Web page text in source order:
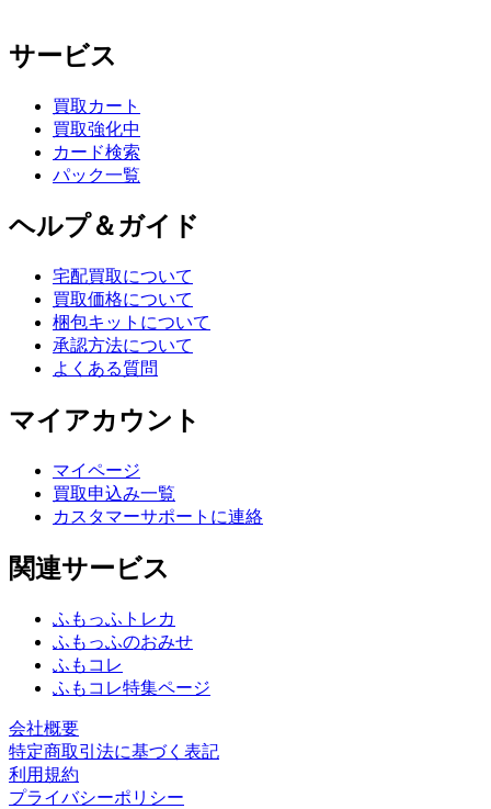
サービス
買取カート
買取強化中
カード検索
パック一覧
ヘルプ＆ガイド
宅配買取について
買取価格について
梱包キットについて
承認方法について
よくある質問
マイアカウント
マイページ
買取申込み一覧
カスタマーサポートに連絡
関連サービス
ふもっふトレカ
ふもっふのおみせ
ふもコレ
ふもコレ特集ページ
会社概要
特定商取引法に基づく表記
利用規約
プライバシーポリシー